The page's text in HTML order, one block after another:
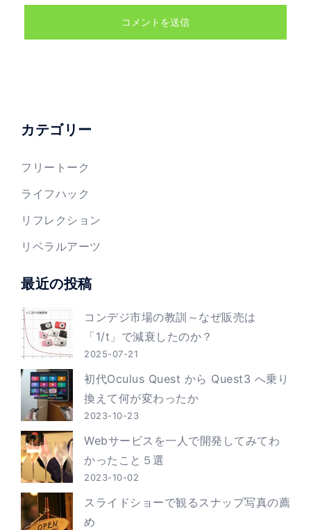
カテゴリー
フリートーク
ライフハック
リフレクション
リベラルアーツ
最近の投稿
コンデジ市場の教訓～なぜ販売は
「1/t」で減衰したのか？
2025-07-21
初代Oculus Quest から Quest3 へ乗り
換えて何が変わったか
2023-10-23
Webサービスを一人で開発してみてわ
かったこと５選
2023-10-02
スライドショーで観るスナップ写真の薦
め